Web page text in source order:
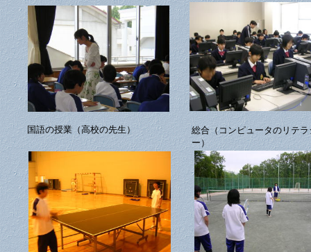
国語の授業（高校の先生）
総合（コンピュータのリテラ
ー）